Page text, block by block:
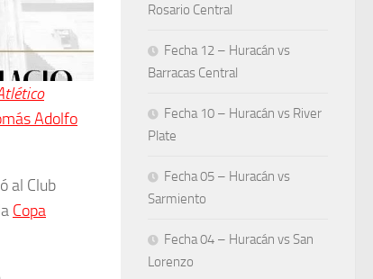
Adolfo
al Club
Copa
Rosario Central
Fecha 12 – Huracán vs
Barracas Central
Fecha 10 – Huracán vs River
Plate
Fecha 05 – Huracán vs
Sarmiento
Fecha 04 – Huracán vs San
Lorenzo